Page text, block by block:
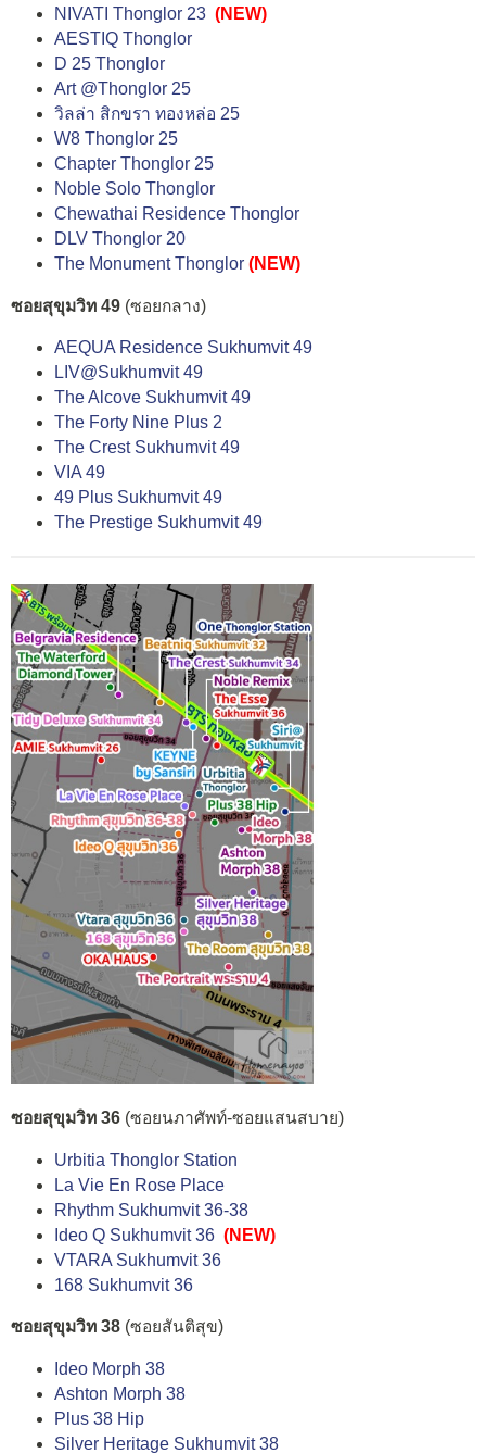
NIVATI Thonglor 23 (NEW)
AESTIQ Thonglor
D 25 Thonglor
Art @Thonglor 25
วิลล่า สิกขรา ทองหล่อ 25
W8 Thonglor 25
Chapter Thonglor 25
Noble Solo Thonglor
Chewathai Residence Thonglor
DLV Thonglor 20
The Monument Thonglor (NEW)
ซอยสุขุมวิท 49 (ซอยกลาง)
AEQUA Residence Sukhumvit 49
LIV@Sukhumvit 49
The Alcove Sukhumvit 49
The Forty Nine Plus 2
The Crest Sukhumvit 49
VIA 49
49 Plus Sukhumvit 49
The Prestige Sukhumvit 49
ซอยสุขุมวิท 36 (ซอยนภาศัพท์-ซอยแสนสบาย)
Urbitia Thonglor Station
La Vie En Rose Place
Rhythm Sukhumvit 36-38
Ideo Q Sukhumvit 36 (NEW)
VTARA Sukhumvit 36
168 Sukhumvit 36
ซอยสุขุมวิท 38 (ซอยสันติสุข)
Ideo Morph 38
Ashton Morph 38
Plus 38 Hip
Silver Heritage Sukhumvit 38